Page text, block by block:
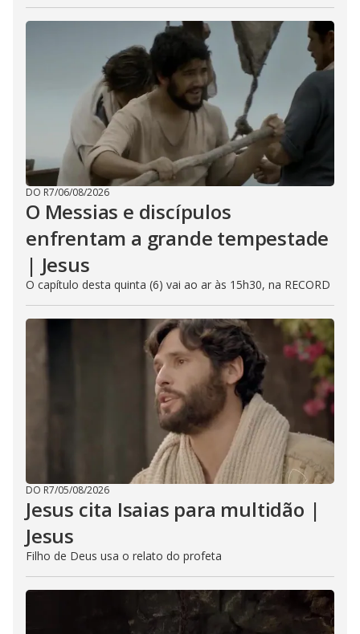
DO R7/06/08/2026
O Messias e discípulos
enfrentam a grande tempestade
| Jesus
O capítulo desta quinta (6) vai ao ar às 15h30, na RECORD
DO R7/05/08/2026
Jesus cita Isaias para multidão |
Jesus
Filho de Deus usa o relato do profeta